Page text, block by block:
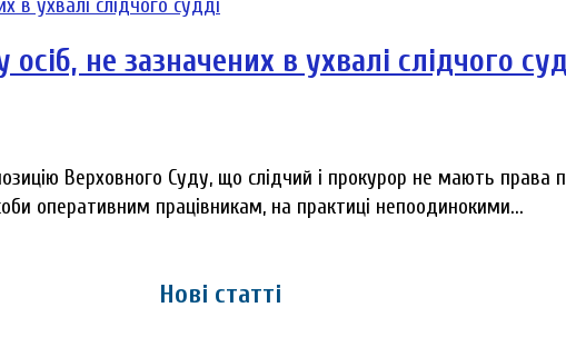
не зазначених в ухвалі слідчого
Верховного Суду, що слідчий і прокурор не мають права
оперативним працівникам, на практиці непоодинокими...
Нові статті